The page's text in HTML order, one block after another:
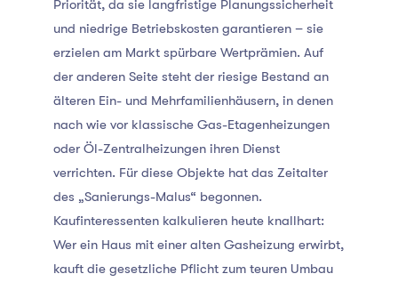
Priorität, da sie langfristige Planungssicherheit
und niedrige Betriebskosten garantieren – sie
erzielen am Markt spürbare Wertprämien. Auf
der anderen Seite steht der riesige Bestand an
älteren Ein- und Mehrfamilienhäusern, in denen
nach wie vor klassische Gas-Etagenheizungen
oder Öl-Zentralheizungen ihren Dienst
verrichten. Für diese Objekte hat das Zeitalter
des „Sanierungs-Malus“ begonnen.
Kaufinteressenten kalkulieren heute knallhart:
Wer ein Haus mit einer alten Gasheizung erwirbt,
kauft die gesetzliche Pflicht zum teuren Umbau